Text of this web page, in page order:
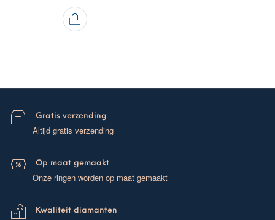
Gratis verzending
Altijd gratis verzending
Op maat gemaakt
Onze ringen worden op maat gemaakt
Kwaliteit diamanten